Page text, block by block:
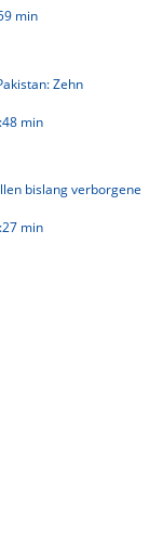
min
Zehn
min
bislang verborgene
min